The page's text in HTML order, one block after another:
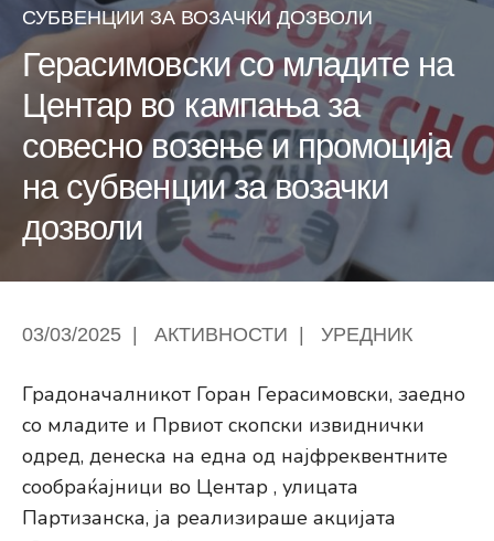
СУБВЕНЦИИ ЗА ВОЗАЧКИ ДОЗВОЛИ
Герасимовски со младите на
Центар во кампања за
совесно возење и промоција
на субвенции за возачки
дозволи
03/03/2025 АКТИВНОСТИ УРЕДНИК
Градоначалникот Горан Герасимовски, заедно
со младите и Првиот скопски извиднички
одред, денеска на една од најфреквентните
сообраќајници во Центар , улицата
Партизанска, ја реализираше акцијата